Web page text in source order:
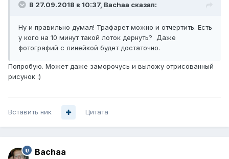
В 27.09.2018 в 10:37, Bachaa сказал:
Ну и правильно думал! Трафарет можно и отчертить. Есть
у кого на 10 минут такой лоток дернуть? Даже
фотографий с линейкой будет достаточно.
Попробую. Может даже заморочусь и выложу отрисованный
рисунок :)
Вставить ник Цитата
Bachaa